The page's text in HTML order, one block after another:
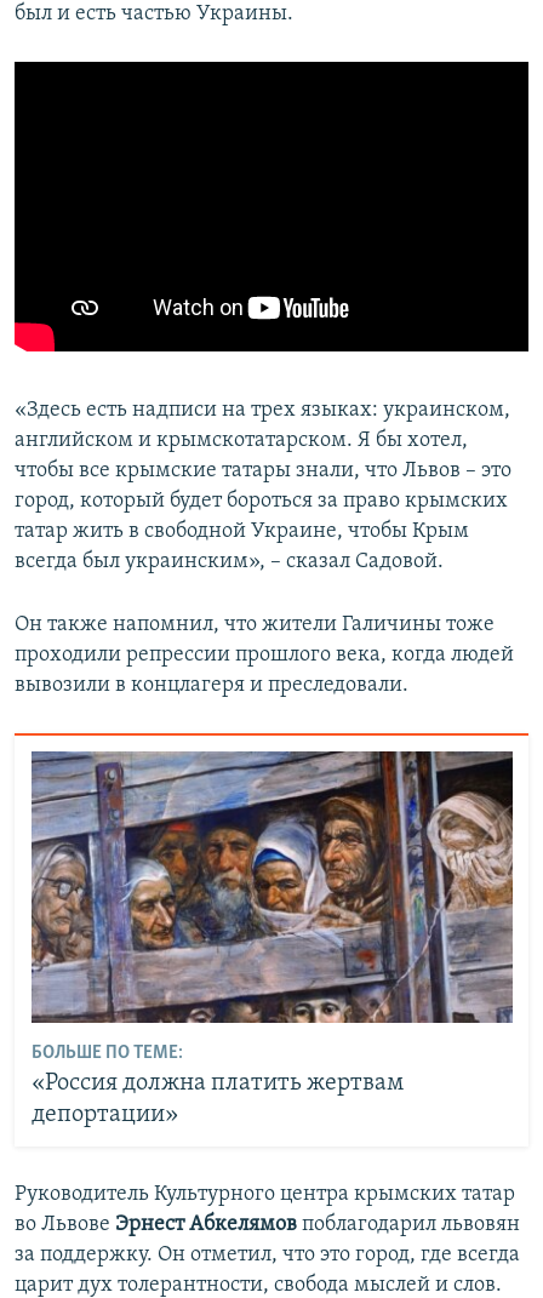
был и есть частью Украины.
«Здесь есть надписи на трех языках: украинском,
английском и крымскотатарском. Я бы хотел,
чтобы все крымские татары знали, что Львов – это
город, который будет бороться за право крымских
татар жить в свободной Украине, чтобы Крым
всегда был украинским», – сказал Садовой.
Он также напомнил, что жители Галичины тоже
проходили репрессии прошлого века, когда людей
вывозили в концлагеря и преследовали.
БОЛЬШЕ ПО ТЕМЕ:
«Россия должна платить жертвам
депортации»
Руководитель Культурного центра крымских татар
во Львове Эрнест Абкелямов поблагодарил львовян
за поддержку. Он отметил, что это город, где всегда
царит дух толерантности, свобода мыслей и слов.